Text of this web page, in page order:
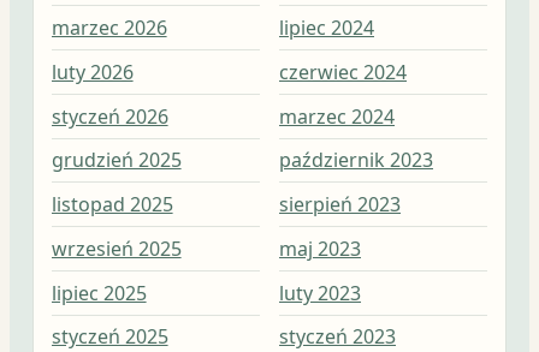
marzec 2026
luty 2026
styczeń 2026
grudzień 2025
listopad 2025
wrzesień 2025
lipiec 2025
styczeń 2025
lipiec 2024
czerwiec 2024
marzec 2024
październik 2023
sierpień 2023
maj 2023
luty 2023
styczeń 2023